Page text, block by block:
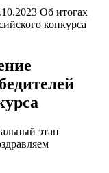
Об итогах
конкурса
этап